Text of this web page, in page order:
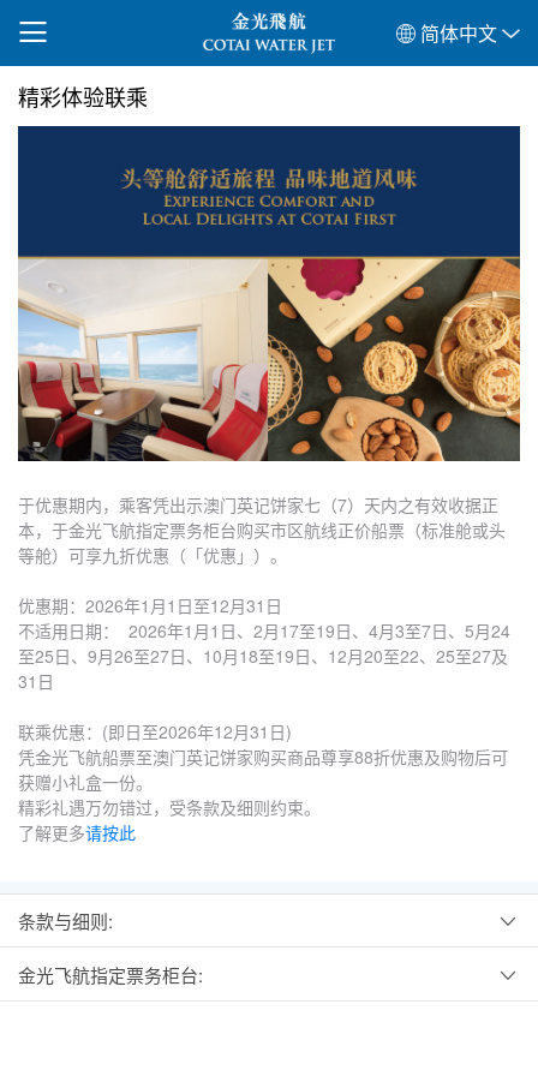
简体中文
精彩体验联乘
于优惠期内，乘客凭出示澳门英记饼家七（7）天内之有效收据正
本，于金光飞航指定票务柜台购买市区航线正价船票（标准舱或头
等舱）可享九折优惠（「优惠」）。
优惠期：2026年1月1日至12月31日
不适用日期： 2026年1月1日、2月17至19日、4月3至7日、5月24
至25日、9月26至27日、10月18至19日、12月20至22、25至27及
31日
联乘优惠：(即日至2026年12月31日)
凭金光飞航船票至澳门英记饼家购买商品尊享88折优惠及购物后可
获赠小礼盒一份。
精彩礼遇万勿错过，受条款及细则约束。
了解更多请按此
条款与细则:
金光飞航指定票务柜台: